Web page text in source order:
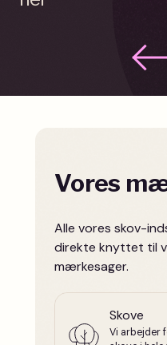
Vores
Alle vores skov-
direkte knyttet til
mærkesager.
Skove
Vi arbejder